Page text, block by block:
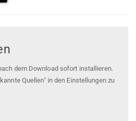
dem Download sofort installieren.
Quellen" in den Einstellungen zu